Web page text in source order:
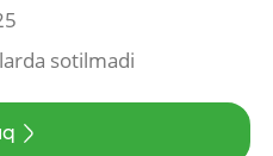
sotilmadi